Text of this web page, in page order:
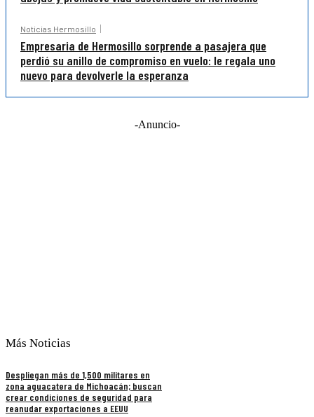
Noticias Hermosillo
Empresaria de Hermosillo sorprende a pasajera que
perdió su anillo de compromiso en vuelo: le regala uno
nuevo para devolverle la esperanza
-Anuncio-
Más Noticias
Despliegan más de 1,500 militares en
zona aguacatera de Michoacán; buscan
crear condiciones de seguridad para
reanudar exportaciones a EEUU